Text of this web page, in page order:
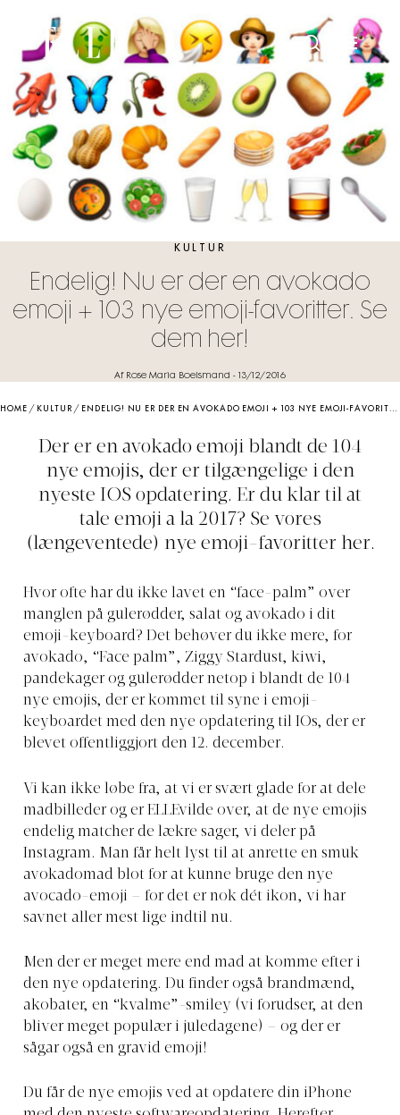
KULTUR
Endelig! Nu er der en avokado
emoji + 103 nye emoji-favoritter. Se
dem her!
Af Rose Maria Boelsmand - 13/12/2016
HOME / KULTUR/ ENDELIG! NU ER DER EN AVOKADO EMOJI + 103 NYE EMOJI-FAVORITTER. SE DEM HER!
Der er en avokado emoji blandt de 104
nye emojis, der er tilgængelige i den
nyeste IOS opdatering. Er du klar til at
tale emoji a la 2017? Se vores
(længeventede) nye emoji-favoritter her.
Hvor ofte har du ikke lavet en “face-palm” over
manglen på gulerødder, salat og avokado i dit
emoji-keyboard? Det behøver du ikke mere, for
avokado, “Face palm”, Ziggy Stardust, kiwi,
pandekager og gulerødder netop i blandt de 104
nye emojis, der er kommet til syne i emoji-
keyboardet med den nye opdatering til IOs, der er
blevet offentliggjort den 12. december.
Vi kan ikke løbe fra, at vi er svært glade for at dele
madbilleder og er ELLEvilde over, at de nye emojis
endelig matcher de lækre sager, vi deler på
Instagram. Man får helt lyst til at anrette en smuk
avokadomad blot for at kunne bruge den nye
avocado-emoji – for det er nok dét ikon, vi har
savnet aller mest lige indtil nu.
Men der er meget mere end mad at komme efter i
den nye opdatering. Du finder også brandmænd,
akobater, en “kvalme”-smiley (vi forudser, at den
bliver meget populær i juledagene) – og der er
sågar også en gravid emoji!
Du får de nye emojis ved at opdatere din iPhone